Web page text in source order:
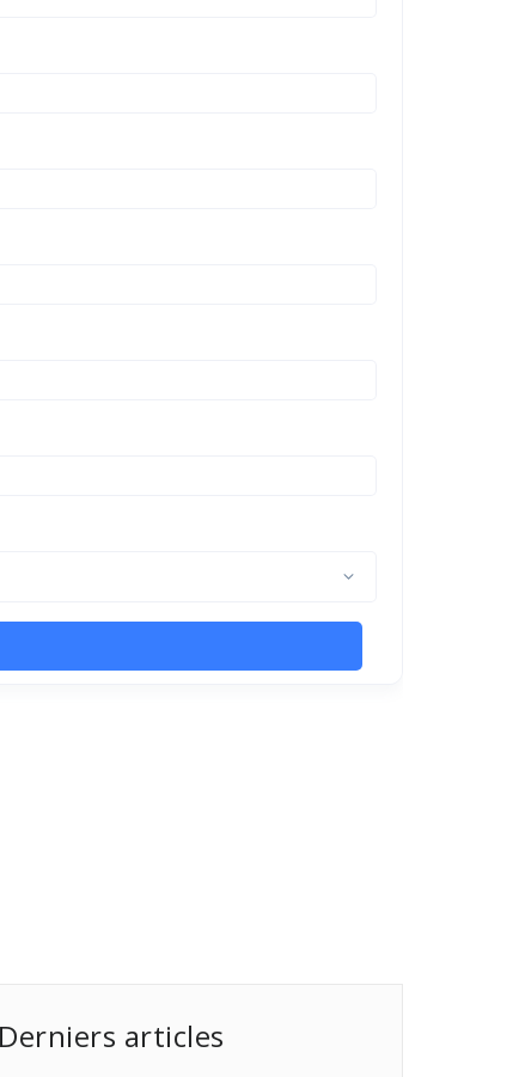
Derniers articles